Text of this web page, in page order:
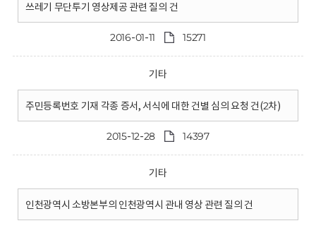
쓰레기 무단투기 영상제공 관련 질의 건
2016-01-11 15271
기타
주민등록번호 기재 각종 증서, 서식에 대한 건별 심의 요청 건(2차)
2015-12-28 14397
기타
인천광역시 소방본부의 인천광역시 관내 영상 관련 질의 건